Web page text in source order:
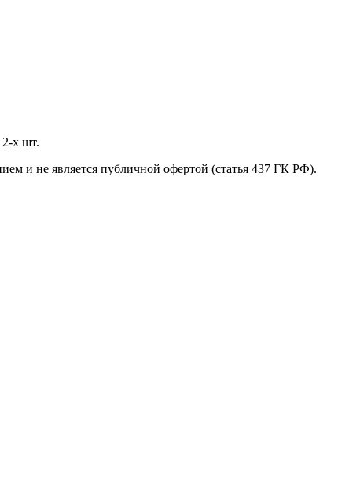
2-х шт.
и не является публичной офертой (статья 437 ГК РФ).